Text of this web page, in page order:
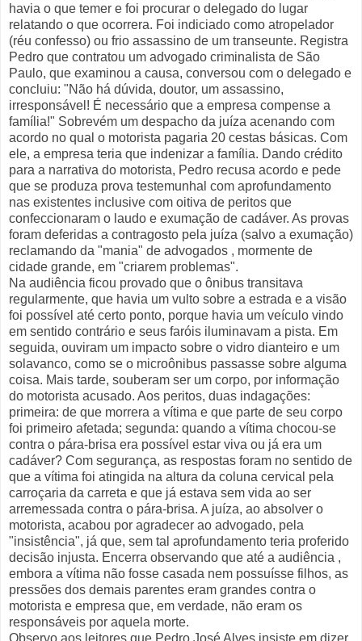
havia o que temer e foi procurar o delegado do lugar
relatando o que ocorrera. Foi indiciado como atropelador
(réu confesso) ou frio assassino de um transeunte. Registra
Pedro que contratou um advogado criminalista de São
Paulo, que examinou a causa, conversou com o delegado e
concluiu: "Não há dúvida, doutor, um assassino,
irresponsável! É necessário que a empresa compense a
família!" Sobrevém um despacho da juíza acenando com
acordo no qual o motorista pagaria 20 cestas básicas. Com
ele, a empresa teria que indenizar a família. Dando crédito
para a narrativa do motorista, Pedro recusa acordo e pede
que se produza prova testemunhal com aprofundamento
nas existentes inclusive com oitiva de peritos que
confeccionaram o laudo e exumação de cadáver. As provas
foram deferidas a contragosto pela juíza (salvo a exumação)
reclamando da "mania" de advogados , mormente de
cidade grande, em "criarem problemas".
Na audiência ficou provado que o ônibus transitava
regularmente, que havia um vulto sobre a estrada e a visão
foi possível até certo ponto, porque havia um veículo vindo
em sentido contrário e seus faróis iluminavam a pista. Em
seguida, ouviram um impacto sobre o vidro dianteiro e um
solavanco, como se o microônibus passasse sobre alguma
coisa. Mais tarde, souberam ser um corpo, por informação
do motorista acusado. Aos peritos, duas indagações:
primeira: de que morrera a vítima e que parte de seu corpo
foi primeiro afetada; segunda: quando a vítima chocou-se
contra o pára-brisa era possível estar viva ou já era um
cadáver? Com segurança, as respostas foram no sentido de
que a vítima foi atingida na altura da coluna cervical pela
carroçaria da carreta e que já estava sem vida ao ser
arremessada contra o pára-brisa. A juíza, ao absolver o
motorista, acabou por agradecer ao advogado, pela
"insistência", já que, sem tal aprofundamento teria proferido
decisão injusta. Encerra observando que até a audiência ,
embora a vítima não fosse casada nem possuísse filhos, as
pressões dos demais parentes eram grandes contra o
motorista e empresa que, em verdade, não eram os
responsáveis por aquela morte.
Observo aos leitores que Pedro José Alves insiste em dizer